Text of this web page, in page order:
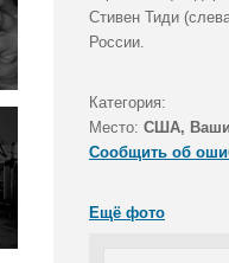
Стивен Тиди
России.
Категория:
Место: США,
Сообщить об
Ещё фото